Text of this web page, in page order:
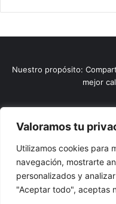
Valoramos tu
Utilizamos cookies para
navegación, mostrarte
personalizados y
"Aceptar todo", aceptas
Nuestro propósito:
mejor
© Copyright 2026, Todos
SAS
Home
Actualidad
El Tinteadero